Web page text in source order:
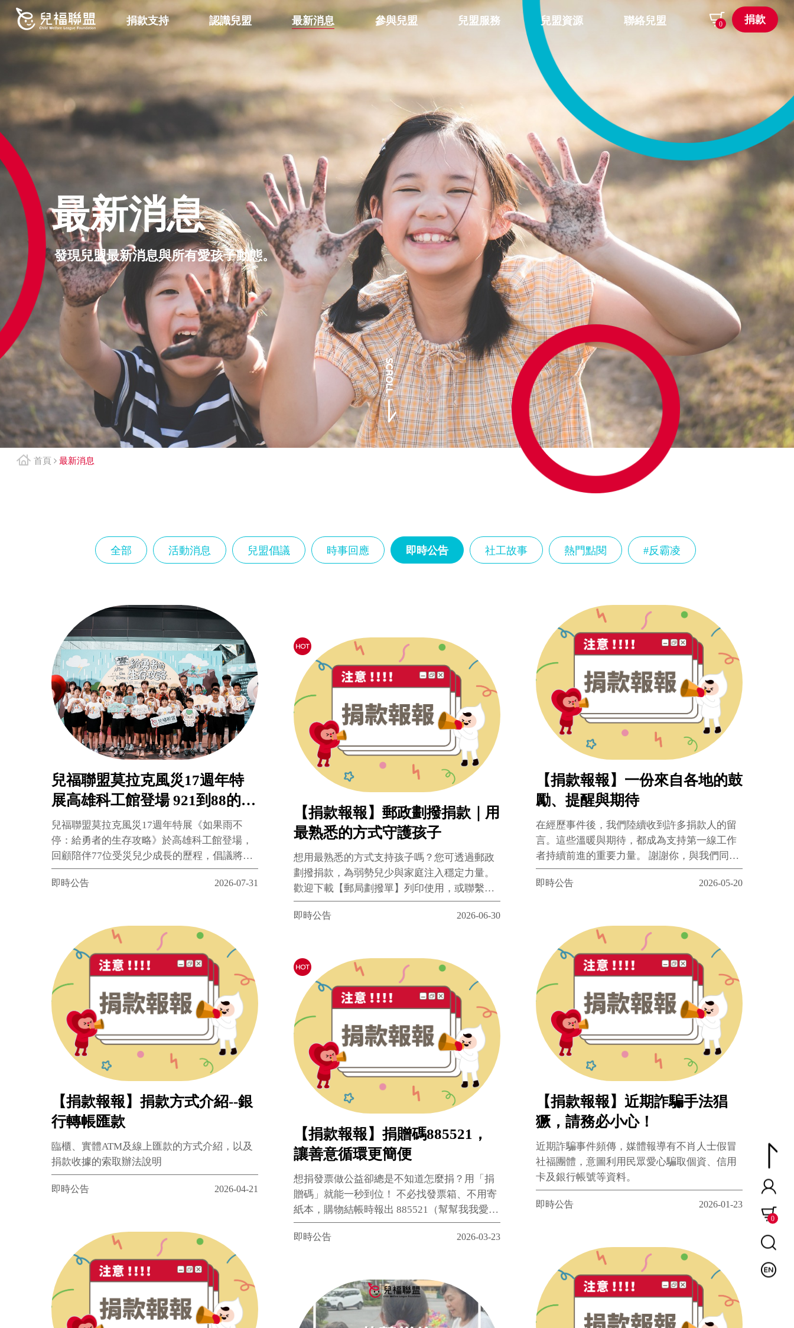
捐款支持 認識兒盟 最新消息 參與兒盟 兒盟服務 兒盟資源 聯絡兒盟 0 捐款
最新消息
發現兒盟最新消息與所有愛孩子動態。
首頁 最新消息
議
全部 活動消息 兒盟倡議 時事回應 即時公告 社工故事 熱門點閱 #反霸凌
兒福聯盟莫拉克風災17週年特
展高雄科工館登場 921到88的漫
長陪伴 「心靈防災」承諾永續
守護兒少
兒福聯盟莫拉克風災17週年特展《如果雨不
停：給勇者的生存攻略》於高雄科工館登場，
回顧陪伴77位受災兒少成長的歷程，倡議將心
理創傷修復、悲傷輔導與生命教育納入「心靈
防災」，展期至8月9日，免費入場。
即時公告 2026-07-31
【捐款報報】郵政劃撥捐款｜用
最熟悉的方式守護孩子
想用最熟悉的方式支持孩子嗎？您可透過郵政
劃撥捐款，為弱勢兒少與家庭注入穩定力量。
歡迎下載【郵局劃撥單】列印使用，或聯繫兒
盟郵寄專屬劃撥單；使用完畢後再次勾選即可
續寄，方便長期支持。 您的每一份愛心，都將
即時公告 2026-06-30
【捐款報報】一份來自各地的鼓
勵、提醒與期待
在經歷事件後，我們陸續收到許多捐款人的留
言。這些溫暖與期待，都成為支持第一線工作
者持續前進的重要力量。 謝謝你，與我們同
行。
即時公告 2026-05-20
【捐款報報】捐款方式介紹--銀
行轉帳匯款
臨櫃、實體ATM及線上匯款的方式介紹，以及
捐款收據的索取辦法說明
即時公告 2026-04-21
【捐款報報】捐贈碼885521，
讓善意循環更簡便
想捐發票做公益卻總是不知道怎麼捐？用「捐
贈碼」就能一秒到位！ 不必找發票箱、不用寄
紙本，購物結帳時報出 885521（幫幫我我愛
你），電子發票立即捐給兒盟，省時、環保又
發揮愛心。 無論實體店購物、網路下單，或在
即時公告 2026-03-23
【捐款報報】近期詐騙手法猖
獗，請務必小心！
近期詐騙事件頻傳，媒體報導有不肖人士假冒
社福團體，意圖利用民眾愛心騙取個資、信用
卡及銀行帳號等資料。
即時公告 2026-01-23
0